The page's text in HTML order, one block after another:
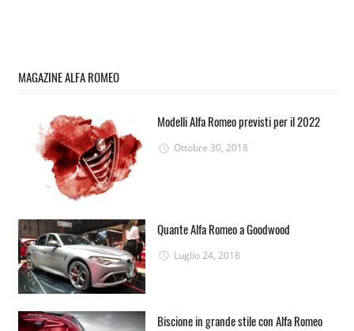
MAGAZINE ALFA ROMEO
Modelli Alfa Romeo previsti per il 2022
Ottobre 30, 2018
Quante Alfa Romeo a Goodwood
Luglio 24, 2018
Biscione in grande stile con Alfa Romeo